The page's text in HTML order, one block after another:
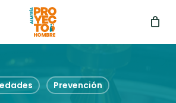
Prevención